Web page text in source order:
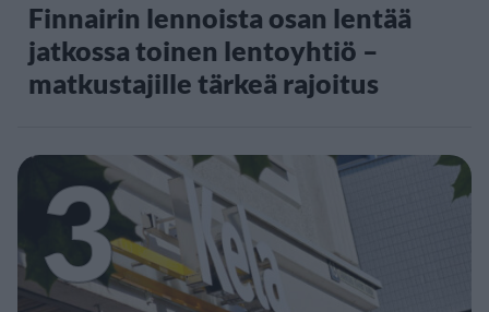
Finnairin lennoista osan lentää
jatkossa toinen lentoyhtiö –
matkustajille tärkeä rajoitus
3